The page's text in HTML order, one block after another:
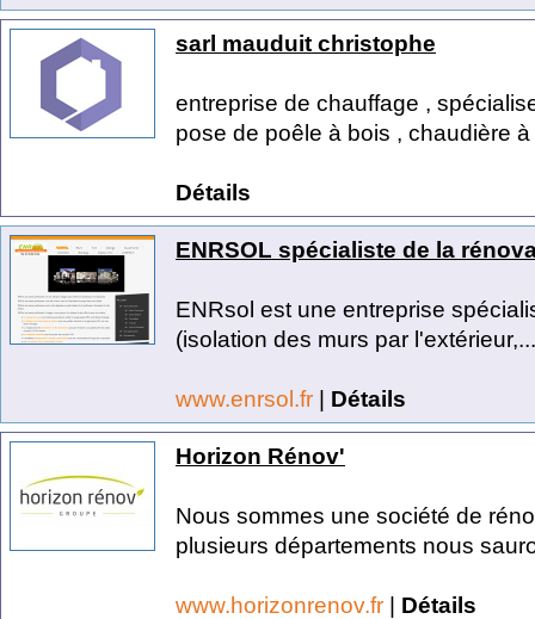
sarl mauduit christophe
entreprise de chauffage ,
pose de poêle à bois , chaudière à
Détails
ENRSOL spécialiste de la
ENRsol est une entreprise
(isolation des murs par l'extérieur,...
www.enrsol.fr | Détails
Horizon Rénov'
Nous sommes une société de
plusieurs départements nous
www.horizonrenov.fr | Détails